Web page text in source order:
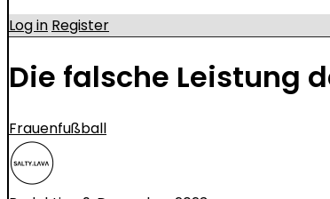
Log in Register
Die falsche Leistung
Frauenfußball